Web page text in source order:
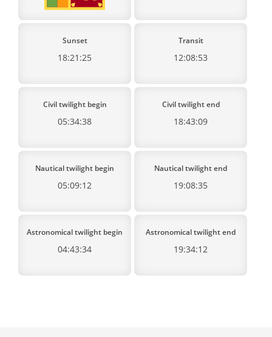
Sunset
18:21:25
Transit
12:08:53
Civil twilight begin
05:34:38
Civil twilight end
18:43:09
Nautical twilight begin
05:09:12
Nautical twilight end
19:08:35
Astronomical twilight begin
04:43:34
Astronomical twilight end
19:34:12